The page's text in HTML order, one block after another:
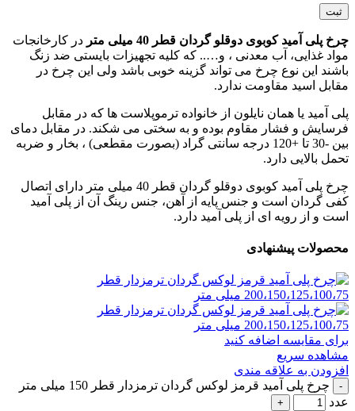
چرخ پلی آمید کوبوی دوقلو گردان قطر 40 میلی متر
در کارخانجات
مواد غذایی، آب معدنی ، و….. که کلیه تجهیزات بایستی ضد زنگ
باشند این نوع چرخ می تواند گزینه خوبی باشد ولی این چرخ در
مقابل اسید مقاومت ندارد.
پلی آمید یا همان نایلون از خانواده ترموپلاست ها که در مقابل
فرسایش و فشار مقاوم بوده و به سختی می شکند. در مقابل دمای
بین -30 تا +120 درجه سانتی گراد (بصورت مقطعی) ، بخار و ضربه
تحمل بالایی دارد.
چرخ پلی آمید کوبوی دوقلو گردان قطر 40 میلی متر دارای اتصال
کفی گردان است و جنس پایه از آهن، جنس رینگ آن از پلی آمید
است و از رویه ای از پلی آمید دارد.
محصولات پیشنهادی
برای مقایسه اضافه کنید
مشاهده سریع
افزودن به علاقه مندی
چرخ پلی آمید قرمز لوکس گردان ترمزدار قطر 150 میلی متر
عدد